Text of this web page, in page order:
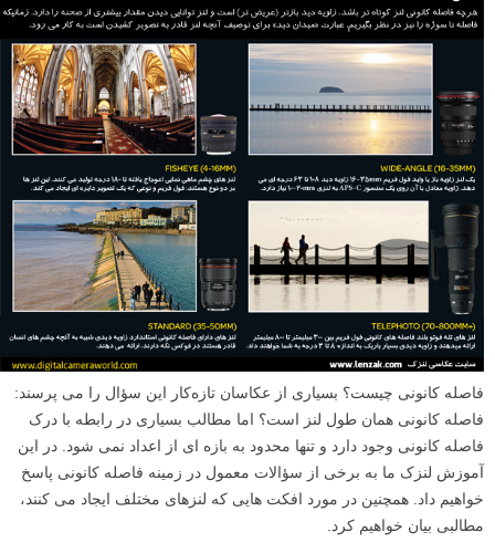
فاصله کانونی چیست؟ بسیاری از عکاسان تازه‌کار این سؤال را می پرسند:
فاصله کانونی همان طول لنز است؟ اما مطالب بسیاری در رابطه با درک
فاصله کانونی وجود دارد و تنها محدود به بازه ای از اعداد نمی شود. در این
آموزش لنزک ما به برخی از سؤالات معمول در زمینه فاصله کانونی پاسخ
خواهیم داد. همچنین در مورد افکت هایی که لنزهای مختلف ایجاد می کنند،
مطالبی بیان خواهیم کرد.